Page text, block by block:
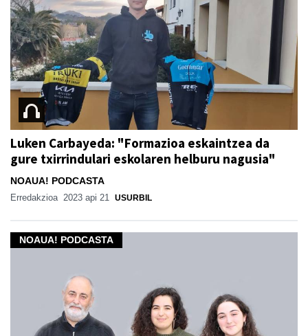
Luken Carbayeda: "Formazioa eskaintzea da
gure txirrindulari eskolaren helburu nagusia"
NOAUA! PODCASTA
Erredakzioa 2023 api 21 USURBIL
NOAUA! PODCASTA